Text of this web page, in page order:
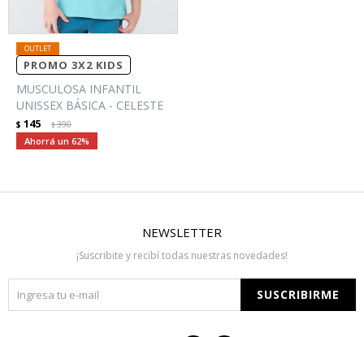
PROMO 3X2 KIDS
MUSCULOSA INFANTIL
UNISSEX BÁSICA - CELESTE
$ 145 $390
62
NEWSLETTER
¡Suscribite y recibí todas nuestras novedades!
SUSCRIBIRME